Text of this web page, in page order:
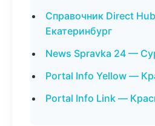
Справочник Direct
Екатеринбург
News Spravka 24 —
Portal Info Yellow —
Portal Info Link —